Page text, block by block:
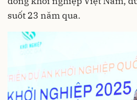
suốt 23 năm qua.